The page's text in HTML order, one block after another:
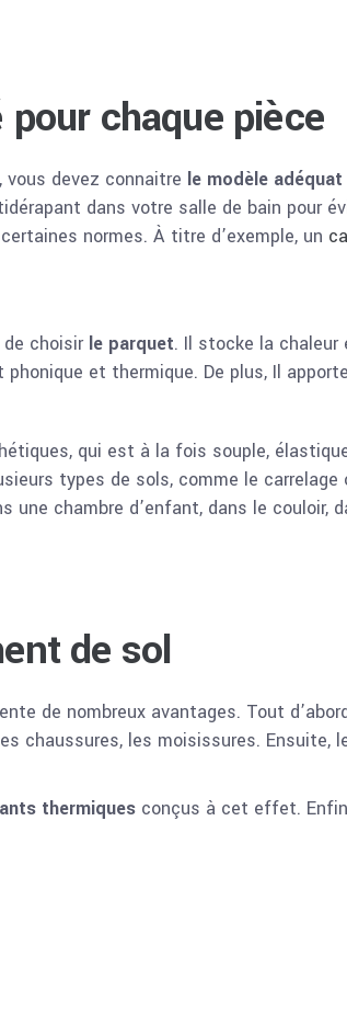
chaque pièce
devez connaitre le modèle adéquat
dans votre salle de bain pour
normes. À titre d’exemple, un
choisir le parquet. Il stocke la chaleur
phonique et thermique. De plus, Il
qui est à la fois souple,
types de sols, comme le
une chambre d’enfant, dans le couloir,
de sol
de nombreux avantages. Tout
chaussures, les moisissures.
thermiques conçus à cet effet.